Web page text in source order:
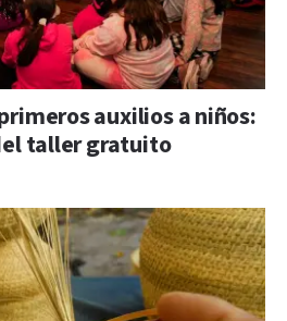
auxilios a niños:
taller gratuito